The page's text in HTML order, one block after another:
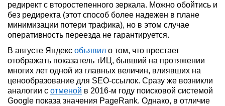
редирект с второстепенного зеркала. Можно обойтись и
без редиректа (этот способ более надежен в плане
минимизации потери трафика), но в этом случае
оперативность переезда не гарантируется.
В августе Яндекс объявил о том, что престает
отображать показатель тИЦ, бывший на протяжении
многих лет одной из главных величин, влиявших на
ценообразование для SEO-ссылок. Сразу же возникли
аналогии с отменой в 2016-м году поисковой системой
Google показа значения PageRank. Однако, в отличие